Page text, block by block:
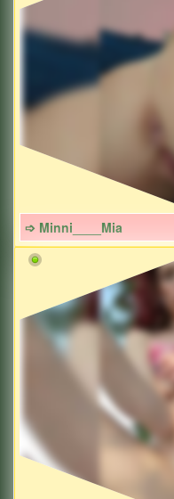
➩ Minni____Mia